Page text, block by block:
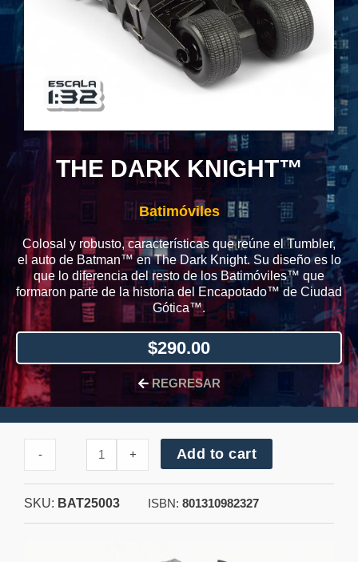
THE DARK KNIGHT™
Batimóviles
Colosal y robusto, características que reúne el Tumbler,
el auto de Batman™ en The Dark Knight. Su diseño es lo
que lo diferencia del resto de los Batimóviles™ que
formaron parte de la historia del Encapotado™ de Ciudad
Gótica™.
$290.00
REGRESAR
THE
DARK
KNIGHT™
- + Add to cart
SKU: BAT25003 ISBN:801310982327